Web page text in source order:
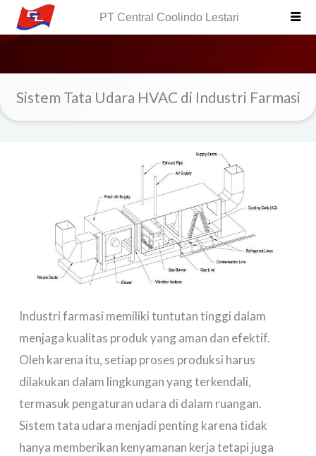
PT Central Coolindo Lestari
Sistem Tata Udara HVAC di Industri Farmasi
Industri farmasi memiliki tuntutan tinggi dalam
menjaga kualitas produk yang aman dan efektif.
Oleh karena itu, setiap proses produksi harus
dilakukan dalam lingkungan yang terkendali,
termasuk pengaturan udara di dalam ruangan.
Sistem tata udara menjadi penting karena tidak
hanya memberikan kenyamanan kerja tetapi juga